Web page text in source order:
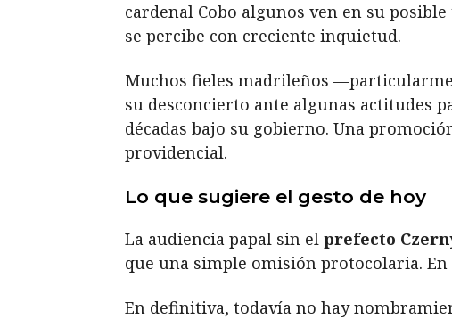
cardenal Cobo algunos ven en su
se percibe con creciente inquietud.
Muchos fieles madrileños
su desconcierto ante algunas actitudes
décadas bajo su gobierno. Una
providencial.
Lo que sugiere el gesto de hoy
La audiencia papal sin el prefecto
que una simple omisión protocolaria. En
En definitiva, todavía no hay